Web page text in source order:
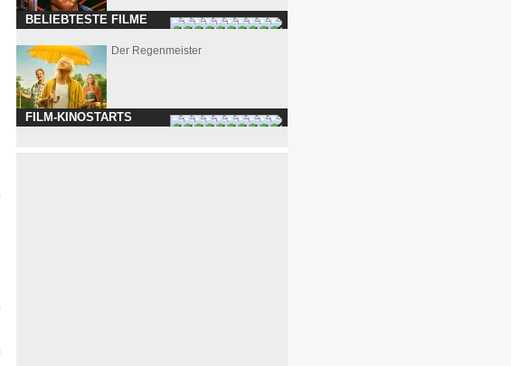
BELIEBTESTE FILME
Der Regenmeister
FILM-KINOSTARTS